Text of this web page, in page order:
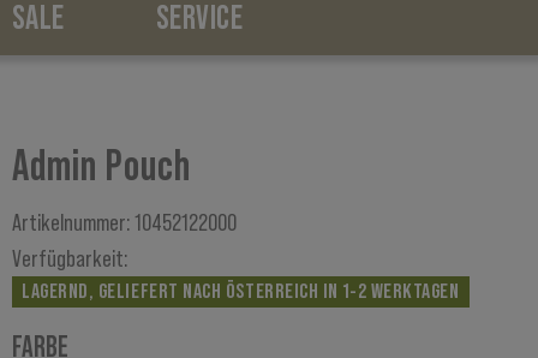
SALE SERVICE
Sturmhauben
Admin Pouch
Artikelnummer: 10452122000
Verfügbarkeit:
LAGERND, GELIEFERT NACH ÖSTERREICH IN 1-2 WERKTAGEN
FARBE